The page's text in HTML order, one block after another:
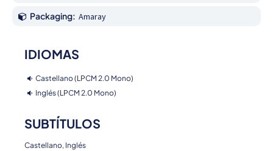
Packaging: Amaray
IDIOMAS
Castellano (LPCM 2.0 Mono)
Inglés (LPCM 2.0 Mono)
SUBTÍTULOS
Castellano, Inglés